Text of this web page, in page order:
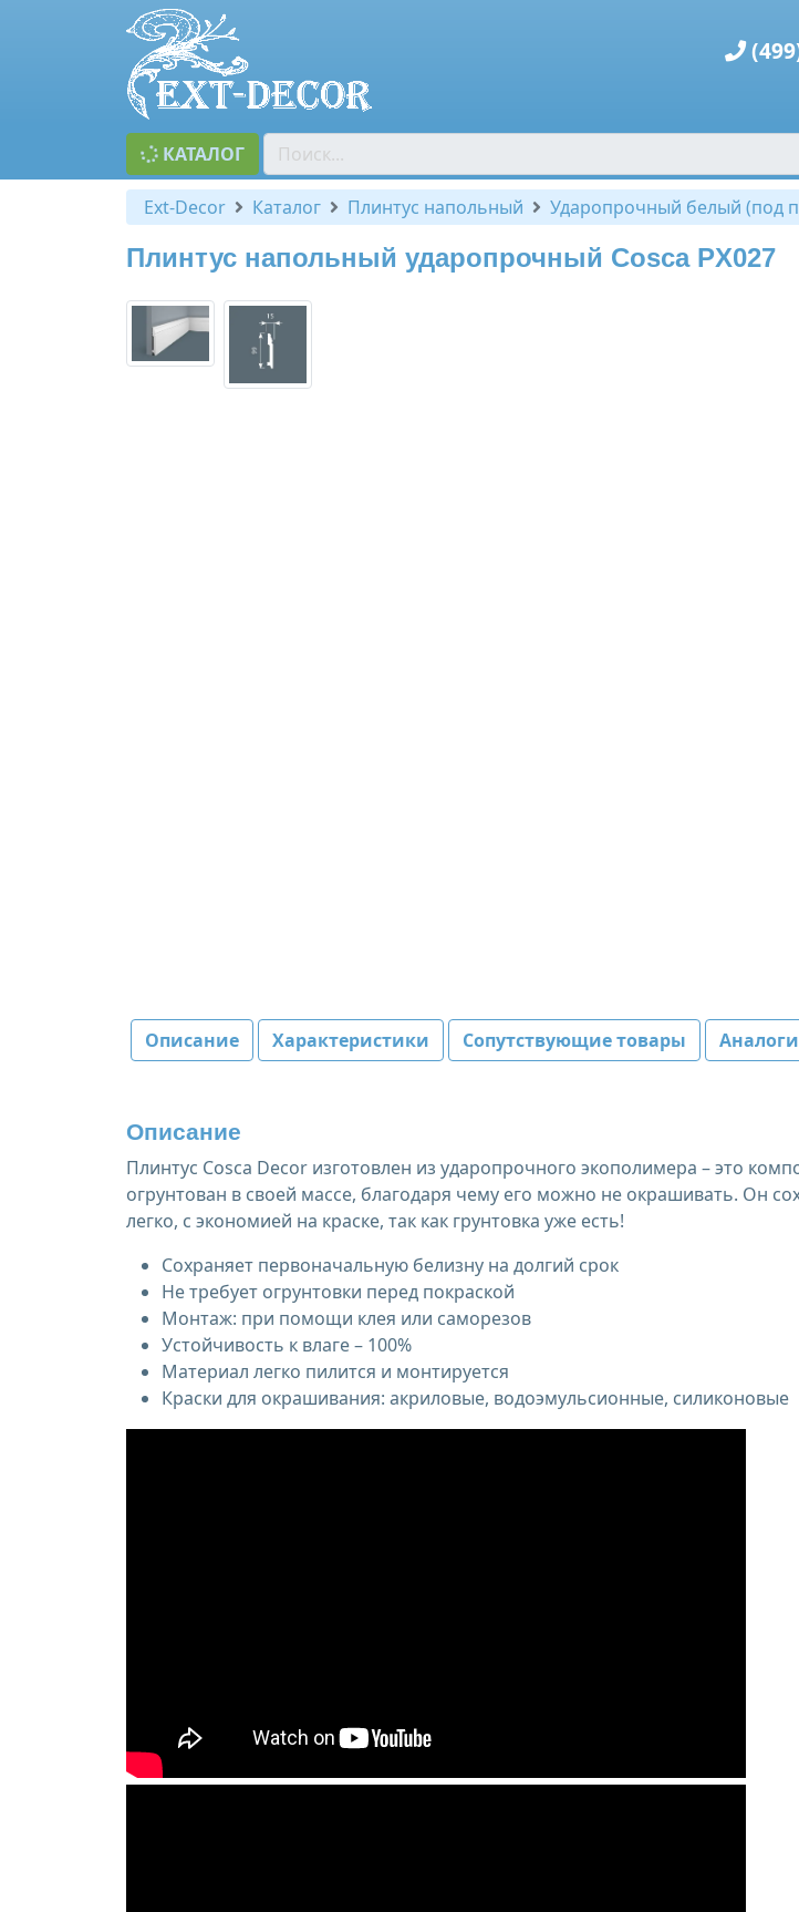
КАТАЛОГ
Ext-Decor Каталог Плинтус напольный Ударопрочный белый (под
Плинтус напольный ударопрочный Cosca PX027
Описание Характеристики Сопутствующие товары Аналоги
Описание
Плинтус Cosca Decor изготовлен из ударопрочного экополимера – это
огрунтован в своей массе, благодаря чему его можно не окрашивать. Он
легко, с экономией на краске, так как грунтовка уже есть!
Сохраняет первоначальную белизну на долгий срок
Не требует огрунтовки перед покраской
Монтаж: при помощи клея или саморезов
Устойчивость к влаге – 100%
Материал легко пилится и монтируется
Краски для окрашивания: акриловые, водоэмульсионные, силиконовые